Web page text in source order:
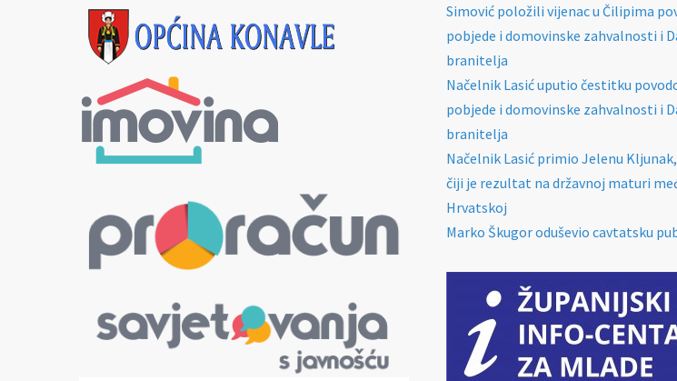
Simović položili vijenac u Čilipima
pobjede i domovinske zahvalnosti i
branitelja
Načelnik Lasić uputio čestitku
pobjede i domovinske zahvalnosti i
branitelja
Načelnik Lasić primio Jelenu
čiji je rezultat na državnoj maturi
Hrvatskoj
Marko Škugor oduševio cavtatsku